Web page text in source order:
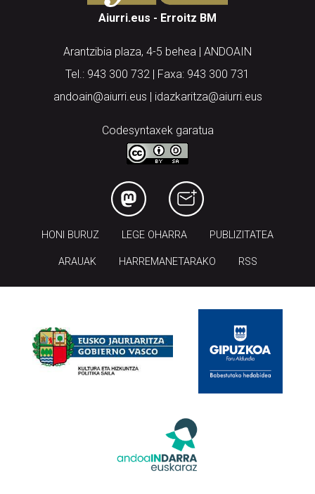
Aiurri.eus - Erroitz BM
Arantzibia plaza, 4-5 behea | ANDOAIN
Tel.: 943 300 732 | Faxa: 943 300 731
andoain@aiurri.eus | idazkaritza@aiurri.eus
Codesyntaxek garatua
HONI BURUZ LEGE OHARRA PUBLIZITATEA
ARAUAK HARREMANETARAKO RSS